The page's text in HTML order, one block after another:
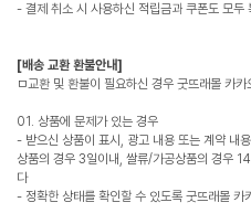
- 결제 취소 시 사용하신 적립금과 쿠폰도 모두
[배송 교환 환불안내]
ㅁ교환 및 환불이 필요하신 경우 굿뜨래몰 카
01. 상품에 문제가 있는 경우
- 받으신 상품이 표시, 광고 내용 또는 계약 내
상품의 경우 3일이내, 쌀류/가공상품의 경우
다
- 정확한 상태를 확인할 수 있도록 굿뜨래몰 카